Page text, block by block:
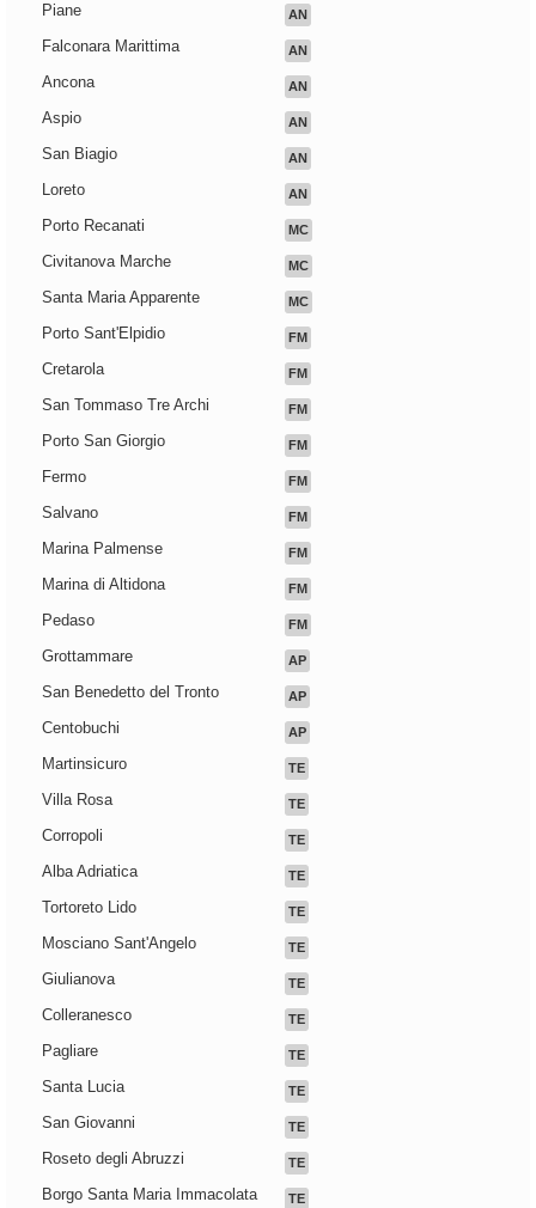
Piane AN
Falconara Marittima AN
Ancona AN
Aspio AN
San Biagio AN
Loreto AN
Porto Recanati MC
Civitanova Marche MC
Santa Maria Apparente MC
Porto Sant'Elpidio FM
Cretarola FM
San Tommaso Tre Archi FM
Porto San Giorgio FM
Fermo FM
Salvano FM
Marina Palmense FM
Marina di Altidona FM
Pedaso FM
Grottammare AP
San Benedetto del Tronto AP
Centobuchi AP
Martinsicuro TE
Villa Rosa TE
Corropoli TE
Alba Adriatica TE
Tortoreto Lido TE
Mosciano Sant'Angelo TE
Giulianova TE
Colleranesco TE
Pagliare TE
Santa Lucia TE
San Giovanni TE
Roseto degli Abruzzi TE
Borgo Santa Maria Immacolata TE